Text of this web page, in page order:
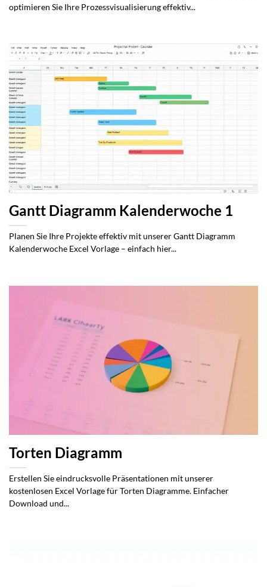
optimieren Sie Ihre Prozessvisualisierung effektiv...
Gantt Diagramm Kalenderwoche 1
Planen Sie Ihre Projekte effektiv mit unserer Gantt Diagramm
Kalenderwoche Excel Vorlage – einfach hier...
Torten Diagramm
Erstellen Sie eindrucksvolle Präsentationen mit unserer
kostenlosen Excel Vorlage für Torten Diagramme. Einfacher
Download und...